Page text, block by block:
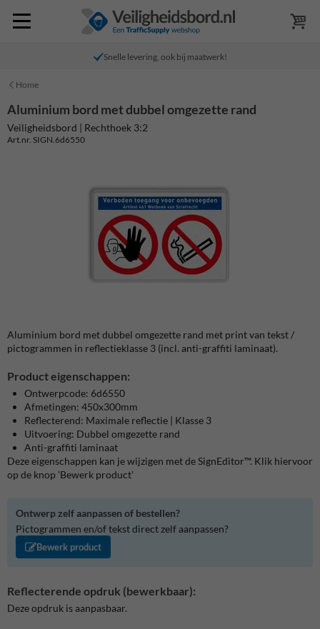
Snelle levering, ook bij maatwerk!
Home
Aluminium bord met dubbel omgezette rand
Veiligheidsbord | Rechthoek 3:2
Art.nr. SIGN.6d6550
Aluminium bord met dubbel omgezette rand met print van tekst /
pictogrammen in reflectieklasse 3 (incl. anti-graffiti laminaat).
Product eigenschappen:
Ontwerpcode: 6d6550
Afmetingen: 450x300mm
Reflecterend: Maximale reflectie | Klasse 3
Uitvoering: Dubbel omgezette rand
Anti-graffiti laminaat
Deze eigenschappen kan je wijzigen met de SignEditor™. Klik hiervoor
op de knop 'Bewerk product'
Ontwerp zelf aanpassen of bestellen?
Pictogrammen en/of tekst direct zelf aanpassen?
Bewerk product
Reflecterende opdruk (bewerkbaar):
Deze opdruk is aanpasbaar.